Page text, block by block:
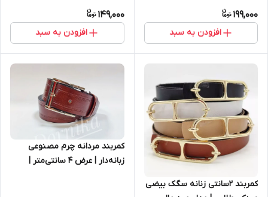
199,000
افزودن به سبد
149,000
افزودن به سبد
کمربند 2سانتی زنانه سگک بیضی
کمربند مردانه چرم مصنوعی
زبانه‌دار | عرض ۴ سانتی‌متر |